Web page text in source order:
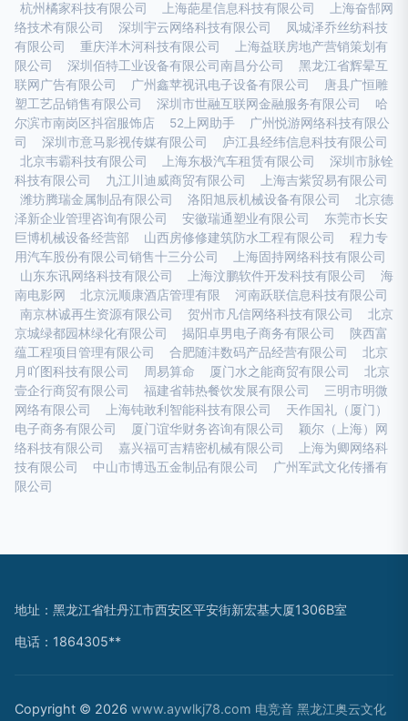
杭州橘家科技有限公司
上海葩星信息科技有限公司
上海奋郜网
络技术有限公司
深圳宇云网络科技有限公司
凤城泽乔丝纺科技
有限公司
重庆洋木河科技有限公司
上海益联房地产营销策划有
限公司
深圳佰特工业设备有限公司南昌分公司
黑龙江省辉晕互
联网广告有限公司
广州鑫苹视讯电子设备有限公司
唐县广恒雕
塑工艺品销售有限公司
深圳市世融互联网金融服务有限公司
哈
尔滨市南岗区抖宿服饰店
52上网助手
广州悦游网络科技有限公
司
深圳市意马影视传媒有限公司
庐江县经纬信息科技有限公司
北京韦霸科技有限公司
上海东极汽车租赁有限公司
深圳市脉铨
科技有限公司
九江川迪威商贸有限公司
上海吉紫贸易有限公司
潍坊腾瑞金属制品有限公司
洛阳旭辰机械设备有限公司
北京德
泽新企业管理咨询有限公司
安徽瑞通塑业有限公司
东莞市长安
巨博机械设备经营部
山西房修修建筑防水工程有限公司
程力专
用汽车股份有限公司销售十三分公司
上海固持网络科技有限公司
山东东讯网络科技有限公司
上海汶鹏软件开发科技有限公司
海
南电影网
北京沅顺康酒店管理有限
河南跃联信息科技有限公司
南京林诚再生资源有限公司
贺州市凡信网络科技有限公司
北京
京城绿都园林绿化有限公司
揭阳卓男电子商务有限公司
陕西富
蕴工程项目管理有限公司
合肥随沣数码产品经营有限公司
北京
月吖图科技有限公司
周易算命 厦门水之能商贸有限公司
北京
壹企行商贸有限公司
福建省韩热餐饮发展有限公司
三明市明微
网络有限公司
上海钝敢利智能科技有限公司
天作国礼（厦门）
电子商务有限公司
厦门谊华财务咨询有限公司
颖尔（上海）网
络科技有限公司
嘉兴福可吉精密机械有限公司
上海为卿网络科
技有限公司
中山市博迅五金制品有限公司
广州军武文化传播有
限公司
地址：黑龙江省牡丹江市西安区平安街新宏基大厦1306B室
电话：1864305**
Copyright © 2026 www.aywlkj78.com 电竞音 黑龙江奥云文化